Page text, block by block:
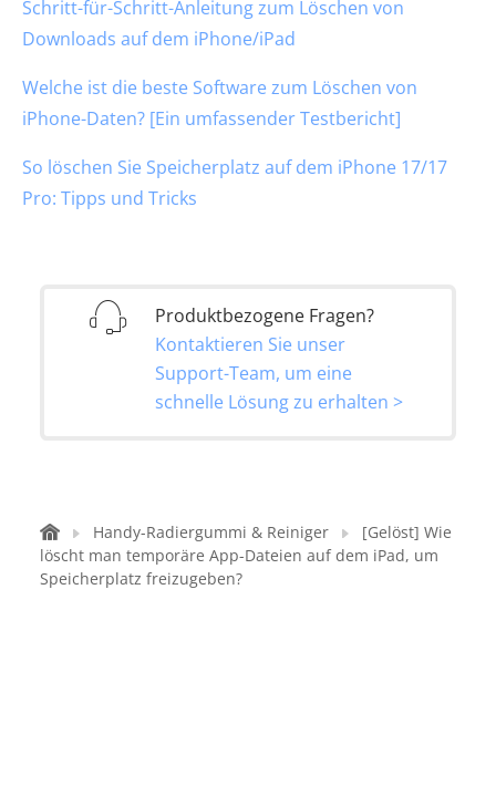
Schritt-für-Schritt-Anleitung zum Löschen von
Downloads auf dem iPhone/iPad
Welche ist die beste Software zum Löschen von
iPhone-Daten? [Ein umfassender Testbericht]
So löschen Sie Speicherplatz auf dem iPhone 17/17
Pro: Tipps und Tricks
Produktbezogene Fragen?
Kontaktieren Sie unser
Support-Team, um eine
schnelle Lösung zu erhalten >
Handy-Radiergummi & Reiniger
[Gelöst] Wie
löscht man temporäre App-Dateien auf dem iPad, um
Speicherplatz freizugeben?